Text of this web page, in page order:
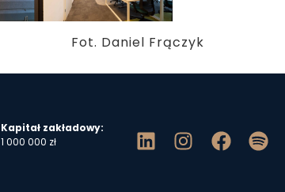
Fot. Daniel Frączyk
Kapitał zakładowy:
1 000 000 zł